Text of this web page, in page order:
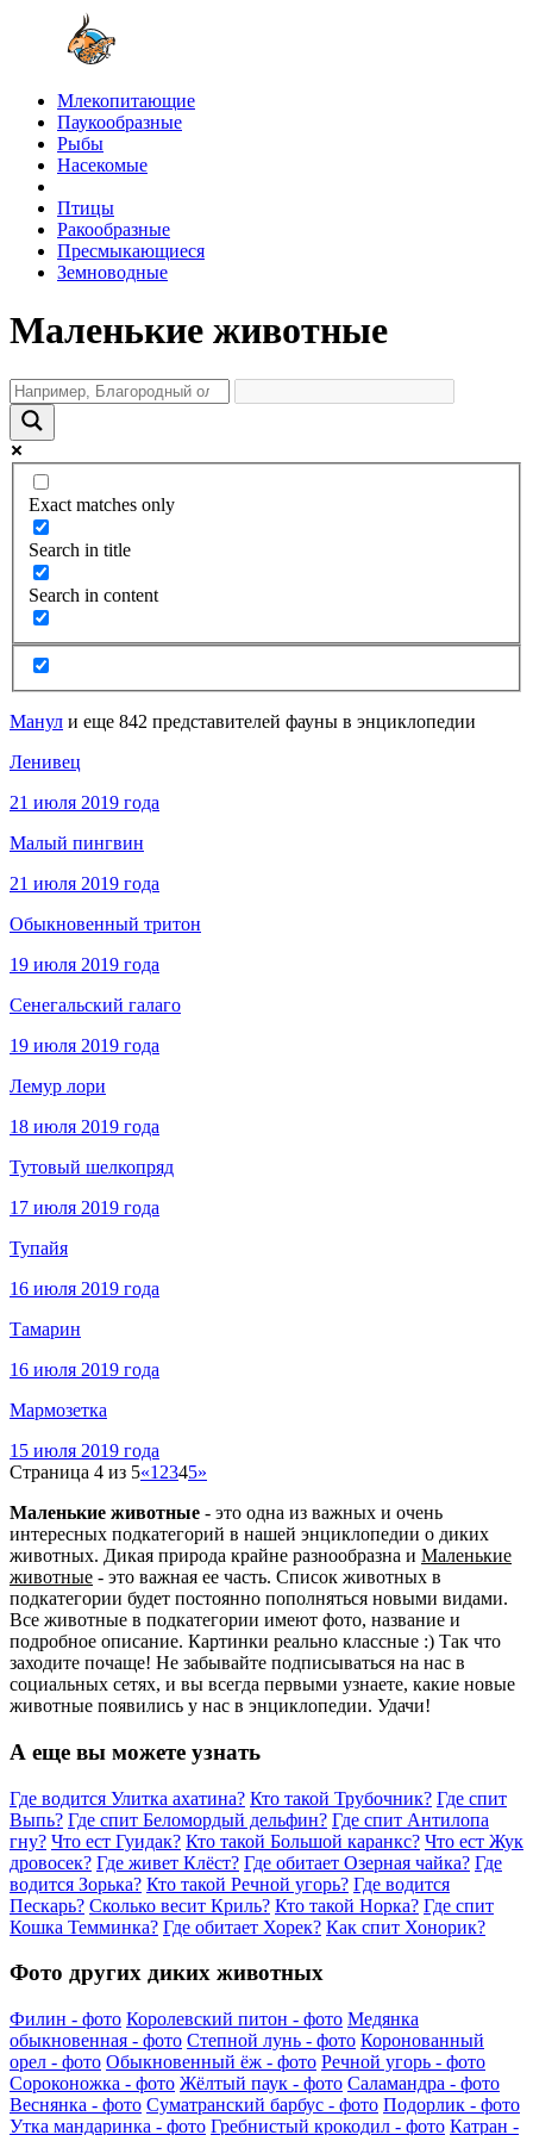
Млекопитающие
Паукообразные
Рыбы
Насекомые
Птицы
Ракообразные
Пресмыкающиеся
Земноводные
Маленькие животные
Exact matches only
Search in title
Search in content
Манул и еще 842 представителей фауны в энциклопедии
Ленивец
21 июля 2019 года
Малый пингвин
21 июля 2019 года
Обыкновенный тритон
19 июля 2019 года
Сенегальский галаго
19 июля 2019 года
Лемур лори
18 июля 2019 года
Тутовый шелкопряд
17 июля 2019 года
Тупайя
16 июля 2019 года
Тамарин
16 июля 2019 года
Мармозетка
15 июля 2019 года
Страница 4 из 5«1 2345»
Маленькие животные - это одна из важных и очень
интересных подкатегорий в нашей энциклопедии о диких
животных. Дикая природа крайне разнообразна и Маленькие
животные - это важная ее часть. Список животных в
подкатегории будет постоянно пополняться новыми видами.
Все животные в подкатегории имеют фото, название и
подробное описание. Картинки реально классные :) Так что
заходите почаще! Не забывайте подписываться на нас в
социальных сетях, и вы всегда первыми узнаете, какие новые
животные появились у нас в энциклопедии. Удачи!
А еще вы можете узнать
Где водится Улитка ахатина? Кто такой Трубочник? Где спит
Выпь? Где спит Беломордый дельфин? Где спит Антилопа
гну? Что ест Гуидак? Кто такой Большой каранкс? Что ест Жук
дровосек? Где живет Клёст? Где обитает Озерная чайка? Где
водится Зорька? Кто такой Речной угорь? Где водится
Пескарь? Сколько весит Криль? Кто такой Норка? Где спит
Кошка Темминка? Где обитает Хорек? Как спит Хонорик?
Фото других диких животных
Филин - фото Королевский питон - фото Медянка
обыкновенная - фото Степной лунь - фото Коронованный
орел - фото Обыкновенный ёж - фото Речной угорь - фото
Сороконожка - фото Жёлтый паук - фото Саламандра - фото
Веснянка - фото Суматранский барбус - фото Подорлик - фото
Утка мандаринка - фото Гребнистый крокодил - фото Катран -